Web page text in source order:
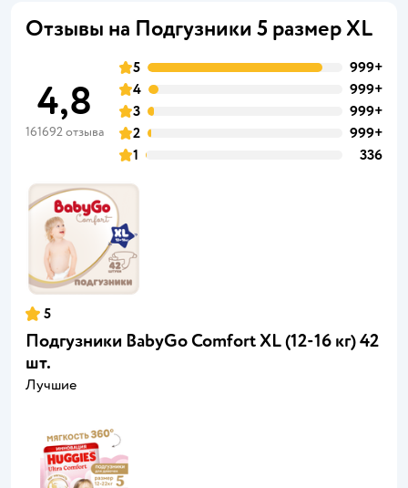
Отзывы на Подгузники 5 размер XL
4,8
161692 отзыва
5
999+
4
999+
3
999+
2
999+
1
336
5
Подгузники BabyGo Comfort XL (12-16 кг) 42
шт.
Лучшие